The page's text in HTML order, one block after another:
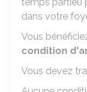
dans votre
Vous
condition
Vous devez